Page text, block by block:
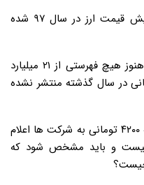
وی گفت: این اقدامات منجر به افزایش قیمت ارز در سال ۹۷ شده
حاجی دلیگانی تصریح کرد: متاسفانه هنوز هیچ فهرستی از ۲۱ میلیارد
رفته ارز با نرخ ۴۲۰۰ تومانی در سال گذشته منتشر نشده
وی گفت: بخشی از ارز تخصیص یافته ۴۲۰۰ تومانی به شرکت ها اعلام
و باید مشخص شود که